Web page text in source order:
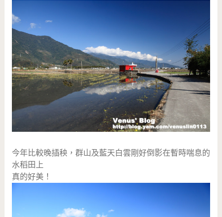
今年比較晚插秧，群山及藍天白雲剛好倒影在暫時喘息的
水稻田上
真的好美！